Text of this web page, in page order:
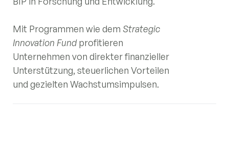
Mit Programmen wie demStrategic
Innovation Fundprofitieren
Unternehmen von direkter finanzieller
Unterstützung, steuerlichen Vorteilen
und gezielten Wachstumsimpulsen.